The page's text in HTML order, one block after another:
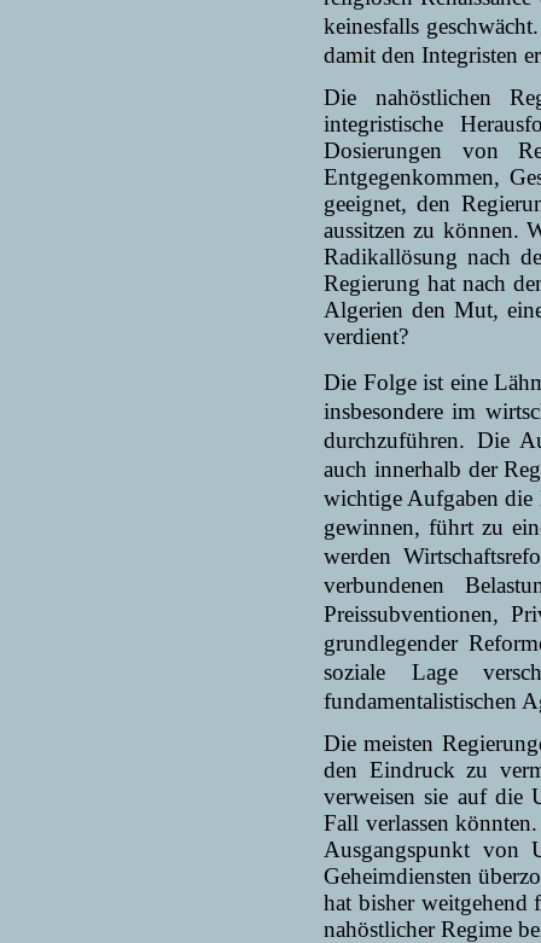
keinesfalls
damit den Integristen
Die nahöstlichen
integristische
Dosierungen von
Entgegenkommen,
geeignet, den
aussitzen zu können.
Radikallösung nach
Regierung hat nach
Algerien den Mut,
verdient?
Die Folge ist eine
insbesondere im
durchzuführen. Die
auch innerhalb der
wichtige Aufgaben die
gewinnen, führt zu
werden
verbundenen
Preissubventionen,
grundlegender
soziale Lage
fundamentalistischen
Die meisten
den Eindruck zu
verweisen sie auf die
Fall verlassen
Ausgangspunkt von
Geheimdiensten
hat bisher weit­gehend
nahöstlicher Regime